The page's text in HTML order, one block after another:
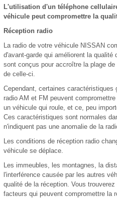
L'utilisation d'un téléphone
véhicule peut compromettre la
Réception radio
La radio de votre véhicule NISSAN
d'avant-garde qui améliorent la
sont conçus pour accroître la plage
de celle-ci.
Cependant, certaines caractéristiques
radio AM et FM peuvent
un véhicule qui roule, et ce, peu
Ces caractéristiques sont normales
n'indiquent pas une anomalie de la
Les conditions de réception radio
véhicule se déplace.
Les immeubles, les montagnes, la
l'interférence causée par les autres
qualité de la réception. Vous
facteurs qui peuvent compromettre la